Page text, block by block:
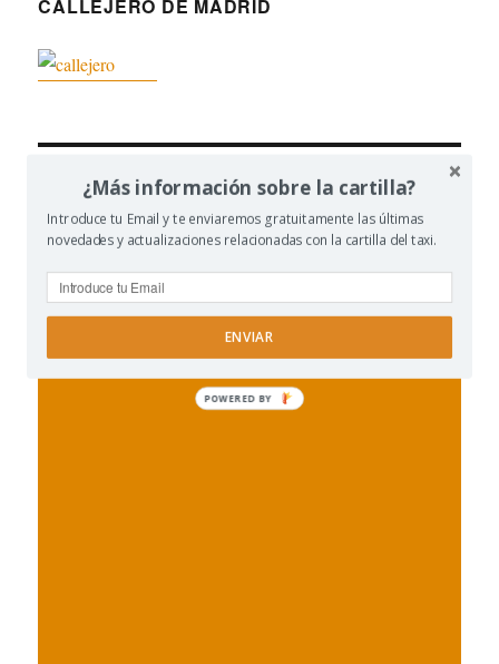
CALLEJERO DE MADRID
CONTENIDO RELACIONADO
¿Más información sobre la cartilla?
Introduce tu Email y te enviaremos gratuitamente las últimas
novedades y actualizaciones relacionadas con la cartilla del taxi.
ENVIAR